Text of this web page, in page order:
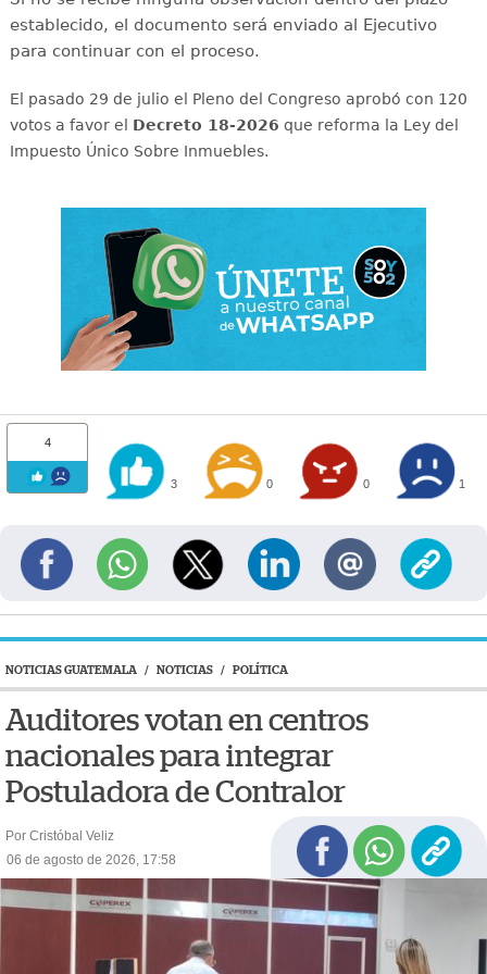
establecido, el documento será enviado al Ejecutivo
para continuar con el proceso.
El pasado 29 de julio el Pleno del Congreso aprobó con 120
votos a favor el Decreto 18-2026 que reforma la Ley del
Impuesto Único Sobre Inmuebles.
4
3 0 0 1
NOTICIAS GUATEMALA / NOTICIAS / POLÍTICA
Auditores votan en centros
nacionales para integrar
Postuladora de Contralor
Por Cristóbal Veliz
06 de agosto de 2026, 17:58